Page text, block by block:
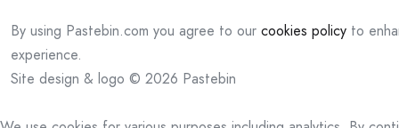
By using Pastebin.com you agree to our cookies policy to
experience.
Site design & logo © 2026 Pastebin